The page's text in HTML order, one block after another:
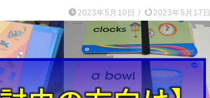
2023年5月10日 / 2023年5月17日